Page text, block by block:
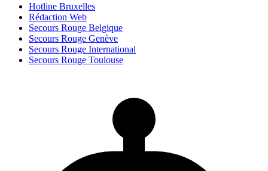
Hotline Bruxelles
Rédaction Web
Secours Rouge Belgique
Secours Rouge Genève
Secours Rouge International
Secours Rouge Toulouse